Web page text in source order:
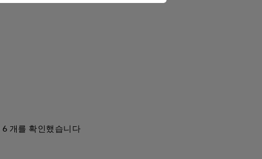
6 개를 확인했습니다